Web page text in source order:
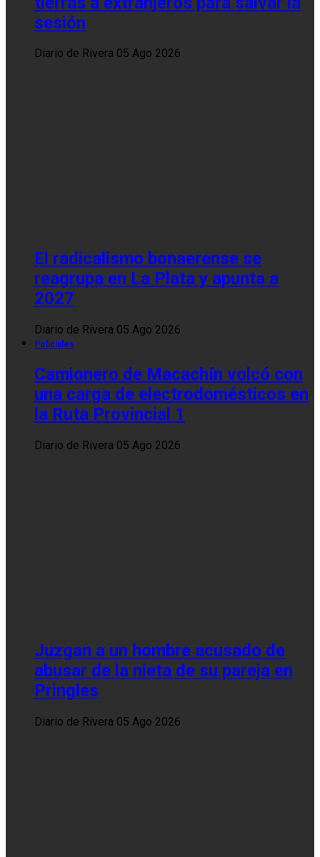
sesión
Diario de Rivera 05 Ago 2026
El radicalismo bonaerense se
reagrupa en La Plata y apunta a
2027
Diario de Rivera 05 Ago 2026
Policiales
Camionero de Macachín volcó con
una carga de electrodomésticos en
la Ruta Provincial 1
Diario de Rivera 05 Ago 2026
Juzgan a un hombre acusado de
abusar de la nieta de su pareja en
Pringles
Diario de Rivera 05 Ago 2026